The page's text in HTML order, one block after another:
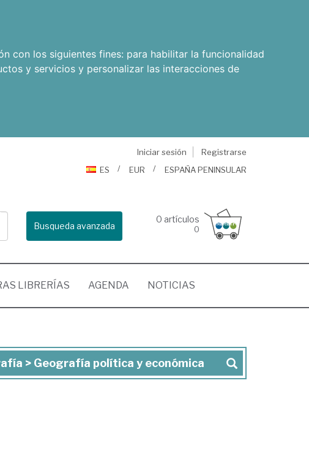
con los siguientes fines: para habilitar la funcionalidad
y servicios y personalizar las interacciones de
Iniciar sesión
Registrarse
ES
EUR ESPAÑA PENINSULAR
Busqueda avanzada
0 artículos
0
LIBRERÍAS AGENDA NOTICIAS
> Geografía política y económica